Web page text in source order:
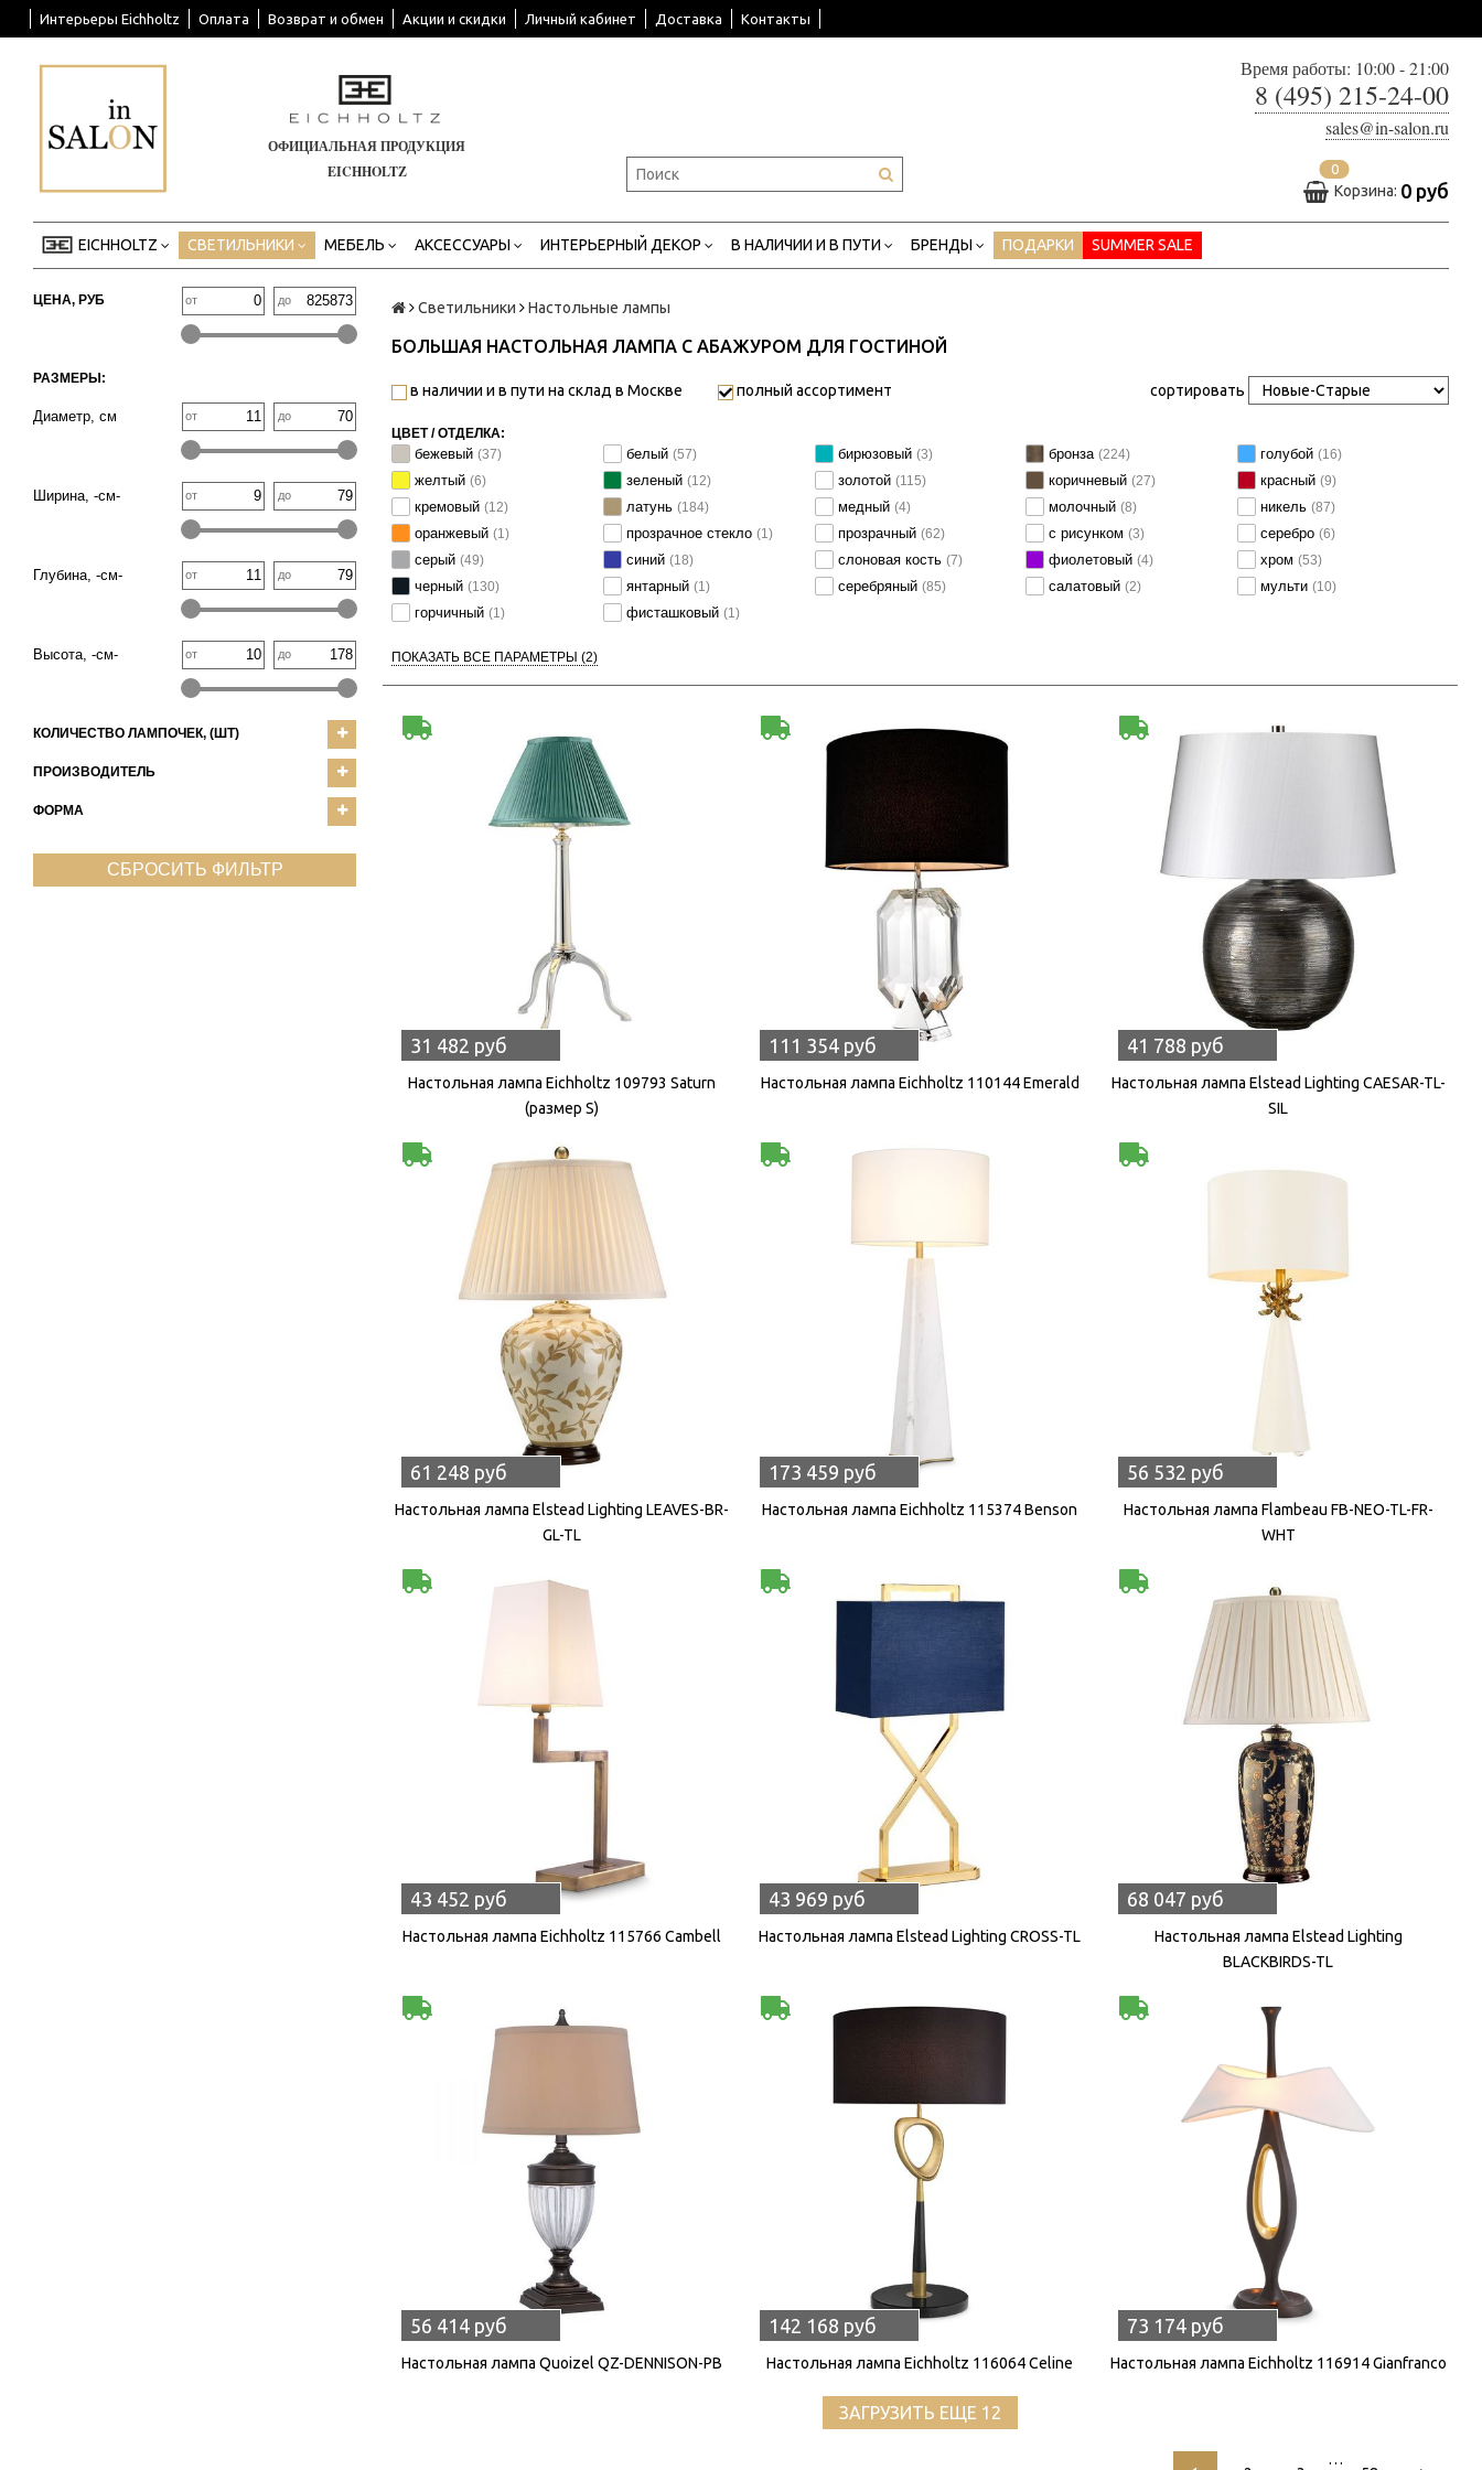
Интерьеры Eichholtz Оплата Возврат и обмен Акции и скидки Личный кабинет Доставка Контакты
ОФИЦИАЛЬНАЯ ПРОДУКЦИЯ
EICHHOLTZ
Время работы: 10:00 - 21:00
8 (495) 215-24-00
sales@in-salon.ru
0
Корзина: 0 руб
EICHHOLTZ СВЕТИЛЬНИКИ МЕБЕЛЬ АКСЕССУАРЫ ИНТЕРЬЕРНЫЙ ДЕКОР В НАЛИЧИИ И В ПУТИ БРЕНДЫ ПОДАРКИ SUMMER SALE
ЦЕНА, РУБ от до
РАЗМЕРЫ:
Диаметр, см от до
Ширина, -см- от до
Глубина, -см- от до
Высота, -см- от до
КОЛИЧЕСТВО ЛАМПОЧЕК, (ШТ)
ПРОИЗВОДИТЕЛЬ
ФОРМА
СБРОСИТЬ ФИЛЬТР
Светильники Настольные лампы
БОЛЬШАЯ НАСТОЛЬНАЯ ЛАМПА С АБАЖУРОМ ДЛЯ ГОСТИНОЙ
в наличии и в пути на склад в Москве полный ассортимент сортировать
ЦВЕТ / ОТДЕЛКА:
бежевый (37) белый (57) бирюзовый (3) бронза(224) голубой(16)
желтый (6) зеленый (12) золотой (115) коричневый(27) красный(9)
кремовый (12) латунь (184) медный (4) молочный(8) никель(87)
оранжевый (1) прозрачное стекло (1) прозрачный (62) с рисунком(3) серебро(6)
серый (49) синий (18) слоновая кость (7) фиолетовый(4) хром(53)
черный (130) янтарный (1) серебряный (85) салатовый(2) мульти(10)
горчичный (1) фисташковый (1)
ПОКАЗАТЬ ВСЕ ПАРАМЕТРЫ (2)
31 482 руб
Настольная лампа Eichholtz 109793 Saturn
(размер S)
111 354 руб
Настольная лампа Eichholtz 110144 Emerald
41 788 руб
Настольная лампа Elstead Lighting CAESAR-TL-
SIL
61 248 руб
Настольная лампа Elstead Lighting LEAVES-BR-
GL-TL
173 459 руб
Настольная лампа Eichholtz 115374 Benson
56 532 руб
Настольная лампа Flambeau FB-NEO-TL-FR-
WHT
43 452 руб
Настольная лампа Eichholtz 115766 Cambell
43 969 руб
Настольная лампа Elstead Lighting CROSS-TL
68 047 руб
Настольная лампа Elstead Lighting
BLACKBIRDS-TL
56 414 руб
Настольная лампа Quoizel QZ-DENNISON-PB
142 168 руб
Настольная лампа Eichholtz 116064 Celine
73 174 руб
Настольная лампа Eichholtz 116914 Gianfranco
ЗАГРУЗИТЬ ЕЩЕ 12
…